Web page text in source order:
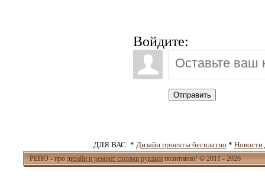
Войдите:
Отправить
ДЛЯ ВАС: * Дизайн проекты бесплатно * Новости
РЕПО - про дизайн и ремонт своими руками позитивно! © 2011 - 2026